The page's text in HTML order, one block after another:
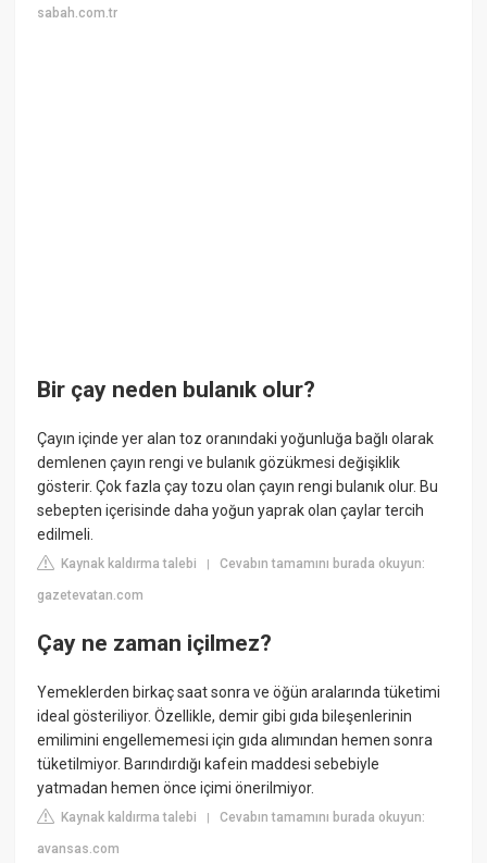
sabah.com.tr
Bir çay neden bulanık olur?
Çayın içinde yer alan toz oranındaki yoğunluğa bağlı olarak
demlenen çayın rengi ve bulanık gözükmesi değişiklik
gösterir. Çok fazla çay tozu olan çayın rengi bulanık olur. Bu
sebepten içerisinde daha yoğun yaprak olan çaylar tercih
edilmeli.
Kaynak kaldırma talebi |Cevabın tamamını burada okuyun:
gazetevatan.com
Çay ne zaman içilmez?
Yemeklerden birkaç saat sonra ve öğün aralarında tüketimi
ideal gösteriliyor. Özellikle, demir gibi gıda bileşenlerinin
emilimini engellememesi için gıda alımından hemen sonra
tüketilmiyor. Barındırdığı kafein maddesi sebebiyle
yatmadan hemen önce içimi önerilmiyor.
Kaynak kaldırma talebi |Cevabın tamamını burada okuyun:
avansas.com